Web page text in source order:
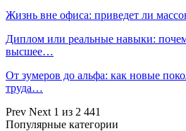
Жизнь вне офиса: приведет ли
Диплом или реальные навыки:
высшее…
От зумеров до альфа: как новые
труда…
Prev Next 1 из 2 441
Популярные категории